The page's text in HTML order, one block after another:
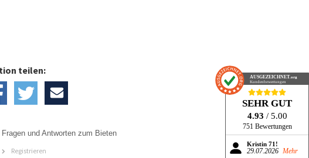
teilen:
Fragen und Antworten zum Bieten
Registrieren
AUSGEZEICHNET .org
Kundenbewertungen
SEHR GUT
4.93 / 5.00
751 Bewertungen
Kristin 71!
29.07.2026 Mehr